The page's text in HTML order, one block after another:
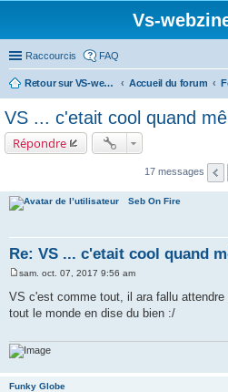
Vs-
Raccourcis FAQ
Retour sur VS-webzine Accueil du forum
VS ... c'etait cool quand
Répondre
17 messages
Seb On Fire
Re: VS ... c'etait cool quand
e
s
s
e
sam. oct. 07, 2017 9:56 am
VS c'est comme tout, il ara fallu
tout le monde en dise du bien :/
Funky Globe